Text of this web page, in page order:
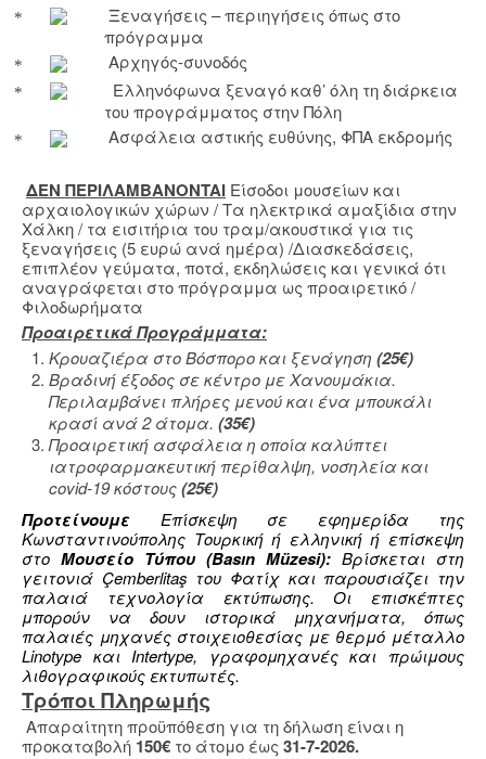
Ξεναγήσεις – περιηγήσεις όπως στο
πρόγραμμα
Αρχηγός-συνοδός
Ελληνόφωνα ξεναγό καθ’ όλη τη διάρκεια
του προγράμματος στην Πόλη
Ασφάλεια αστικής ευθύνης, ΦΠΑ εκδρομής
ΔΕΝ ΠΕΡΙΛΑΜΒΑΝONTAI Είσοδοι μουσείων και
αρχαιολογικών χώρων / Τα ηλεκτρικά αμαξίδια στην
Χάλκη / τα εισιτήρια του τραμ/ακουστικά για τις
ξεναγήσεις (5 ευρώ ανά ημέρα) /Διασκεδάσεις,
επιπλέον γεύματα, ποτά, εκδηλώσεις και γενικά ότι
αναγράφεται στο πρόγραμμα ως προαιρετικό /
Φιλοδωρήματα
Προαιρετικά Προγράμματα:
Κρουαζιέρα στο Βόσπορο και ξενάγηση (25€)
Βραδινή έξοδος σε κέντρο με Χανουμάκια.
Περιλαμβάνει πλήρες μενού και ένα μπουκάλι
κρασί ανά 2 άτομα. (35€)
Προαιρετική ασφάλεια η οποία καλύπτει
ιατροφαρμακευτική περίθαλψη, νοσηλεία και
covid-19 κόστους(25€)
Προτείνουμε Επίσκεψη σε εφημερίδα της
Κωνσταντινούπολης Τουρκική ή ελληνική ή επίσκεψη
στο Μουσείο Τύπου (Basın Müzesi): Βρίσκεται στη
γειτονιά Çemberlitaş του Φατίχ και παρουσιάζει την
παλαιά τεχνολογία εκτύπωσης. Οι επισκέπτες
μπορούν να δουν ιστορικά μηχανήματα, όπως
παλαιές μηχανές στοιχειοθεσίας με θερμό μέταλλο
Linotype και Intertype, γραφομηχανές και πρώιμους
λιθογραφικούς εκτυπωτές.
Τρόποι Πληρωμής
Απαραίτητη προϋπόθεση για τη δήλωση είναι η
προκαταβολή 150€ το άτομο έως 31-7-2026.